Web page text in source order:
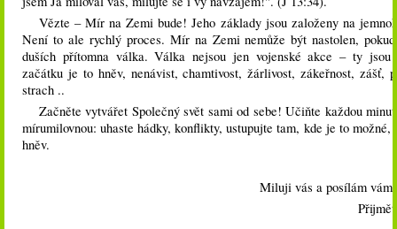
Vězte – Mír na Zemi bude! Jeho základy jsou založeny na
Není to ale rychlý proces. Mír na Zemi nemůže být nastolen,
duších přítomna válka. Válka nejsou jen vojenské akce – ty jsou
začátku je to hněv, nenávist, chamtivost, žárlivost, zákeřnost, zášť,
strach ..
Začněte vytvářet Společný svět sami od sebe! Učiňte každou
mírumilovnou: uhaste hádky, konflikty, ustupujte tam, kde je to možné,
hněv.
Miluji vás a posílám